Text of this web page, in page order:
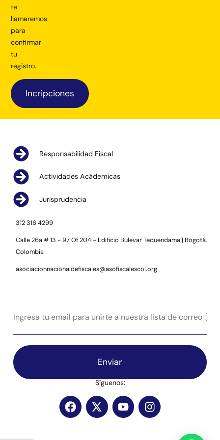
te
llamaremos
para
confirmar
tu
registro.
Incripciones
Enviar
Síguenos:
Responsabilidad Fiscal
Actividades Acádemicas
Jurisprudencia
312 316 4299
Calle 26a # 13 - 97 Of 204 - Edificio Bulevar Tequendama | Bogotá,
Colombia
asociacionnacionaldefiscales@asofiscalescol.org